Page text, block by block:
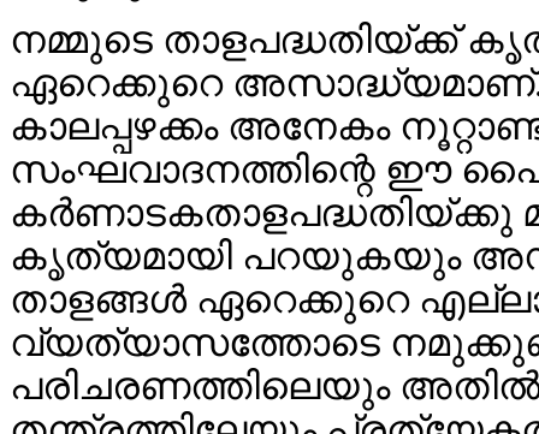
നമ്മുടെ താളപദ്ധതിയ്ക്ക്
ഏറെക്കുറെ
കാലപ്പഴക്കം അനേകം
സംഘവാദനത്തിന്റെ ഈ
കൃത്യമായി പറയുകയും
താളങ്ങൾ ഏറെക്കുറെ
വ്യത്യാസത്തോടെ
പരിചരണത്തിലെയും